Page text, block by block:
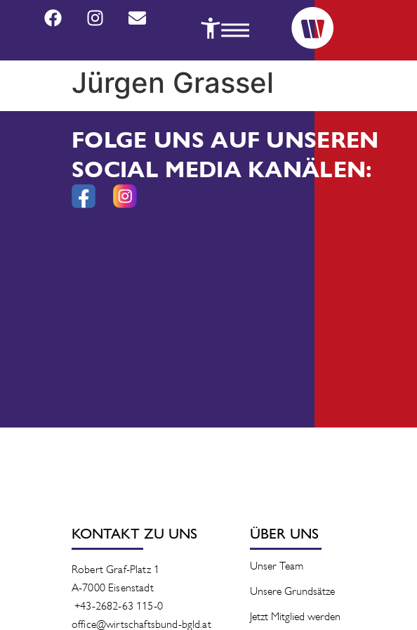
Jürgen Grassel
FOLGE UNS AUF UNSEREN
SOCIAL MEDIA KANÄLEN:
KONTAKT ZU UNS
Robert Graf-Platz 1
A-7000 Eisenstadt
+43-2682-63 115-0
office@wirtschaftsbund-bgld.at
ÜBER UNS
Unser Team
Unsere Grundsätze
Jetzt Mitglied werden